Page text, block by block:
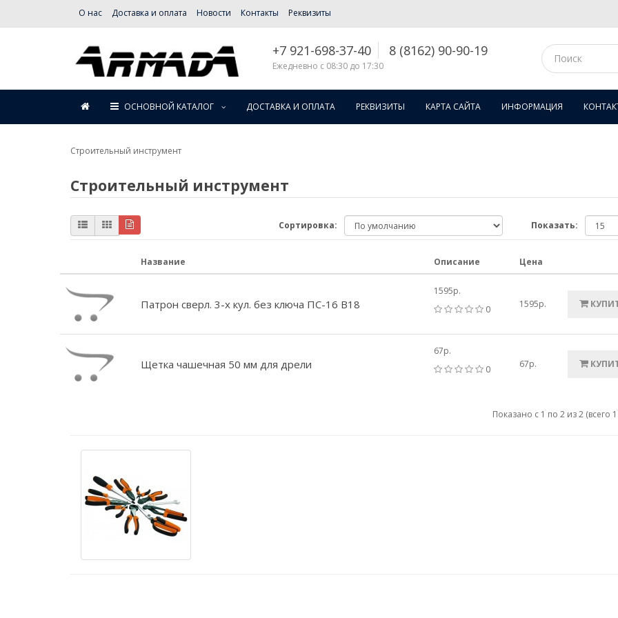
О нас Доставка и оплата Новости Контакты Реквизиты
+7 921-698-37-40 8 (8162) 90-90-19
Ежедневно с 08:30 до 17:30
ОСНОВНОЙ КАТАЛОГ ДОСТАВКА И ОПЛАТА РЕКВИЗИТЫ КАРТА САЙТА ИНФОРМАЦИЯ
Строительный инструмент
Строительный инструмент
Сортировка: Показать:
Название Описание Цена
Патрон сверл. 3-х кул. без ключа ПС-16 В18
1595р.
0
1595р.
Щетка чашечная 50 мм для дрели
67р.
0
67р.
Показано с 1 по 2 из 2 (всего